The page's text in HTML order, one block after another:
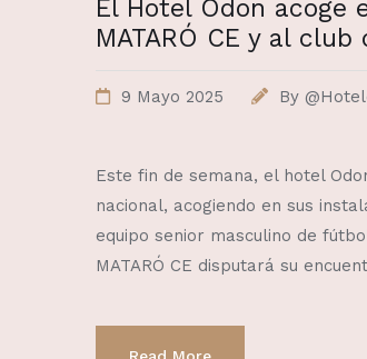
El Hotel Odon acoge
MATARÓ CE y al
9 Mayo 2025 By
Este fin de semana, el hotel
nacional, acogiendo en sus
equipo senior masculino de
MATARÓ CE disputará su
Read More